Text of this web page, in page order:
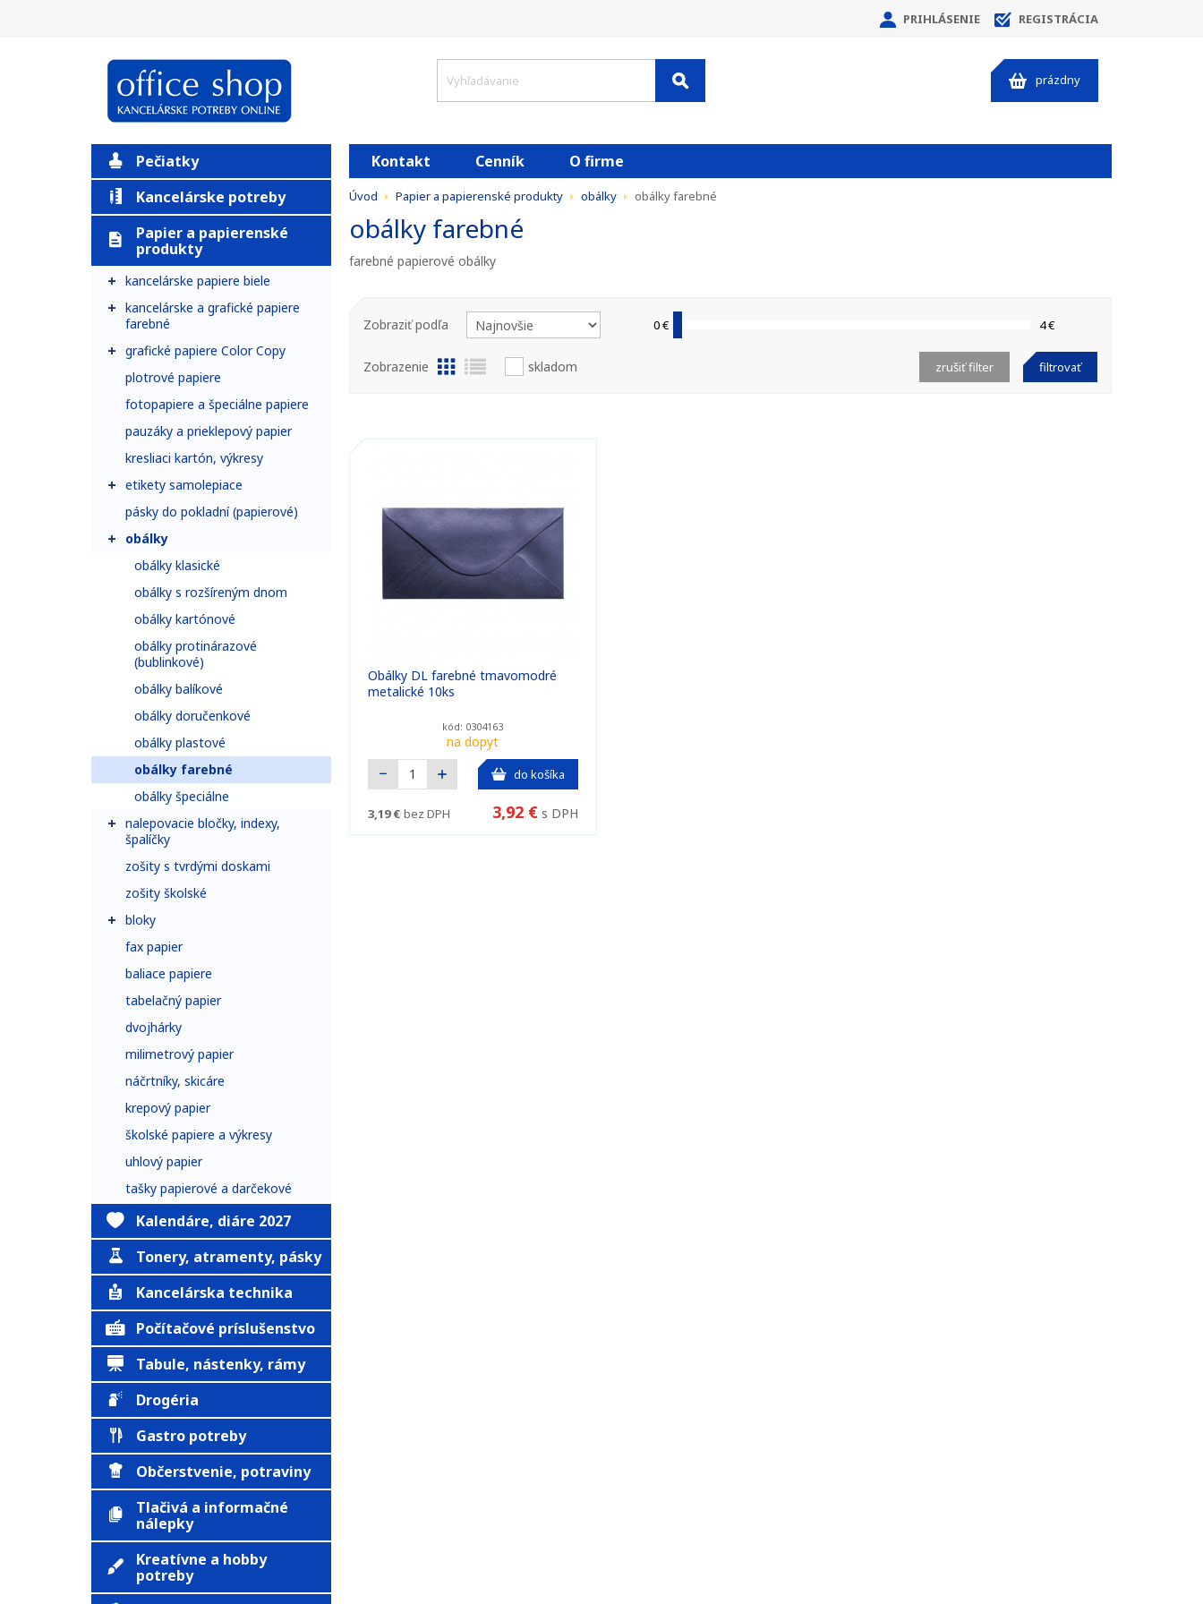
PRIHLÁSENIE REGISTRÁCIA
prázdny
Pečiatky
Kancelárske potreby
Papier a papierenské
produkty
kancelárske papiere biele
kancelárske a grafické papiere
farebné
grafické papiere Color Copy
plotrové papiere
fotopapiere a špeciálne papiere
pauzáky a prieklepový papier
kresliaci kartón, výkresy
etikety samolepiace
pásky do pokladní (papierové)
obálky
obálky klasické
obálky s rozšíreným dnom
obálky kartónové
obálky protinárazové
(bublinkové)
obálky balíkové
obálky doručenkové
obálky plastové
obálky farebné
obálky špeciálne
nalepovacie bločky, indexy,
špalíčky
zošity s tvrdými doskami
zošity školské
bloky
fax papier
baliace papiere
tabelačný papier
dvojhárky
milimetrový papier
náčrtníky, skicáre
krepový papier
školské papiere a výkresy
uhlový papier
tašky papierové a darčekové
Kalendáre, diáre 2027
Tonery, atramenty, pásky
Kancelárska technika
Počítačové príslušenstvo
Tabule, nástenky, rámy
Drogéria
Gastro potreby
Občerstvenie, potraviny
Tlačivá a informačné
nálepky
Kreatívne a hobby
potreby
Kontakt Cenník O firme
Úvod Papier a papierenské produkty obálky obálky farebné
obálky farebné
farebné papierové obálky
0 € 4 €
Zobrazenie skladom filtrovať
zrušiť filter
Zobraziť podľa
Obálky DL farebné tmavomodré
metalické 10ks
kód: 0304163
na dopyt
do košíka
3,19 € bez DPH 3,92 € s DPH